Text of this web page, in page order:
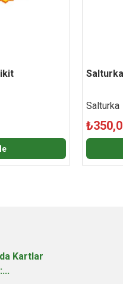
Salturka
Kartlar